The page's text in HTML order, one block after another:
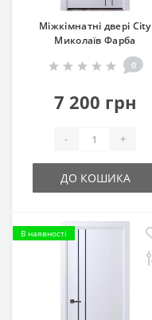
Міжкімнатні двері City
Миколаїв Фарба
0
7 200 грн
- +
ДО КОШИКА
В наявності